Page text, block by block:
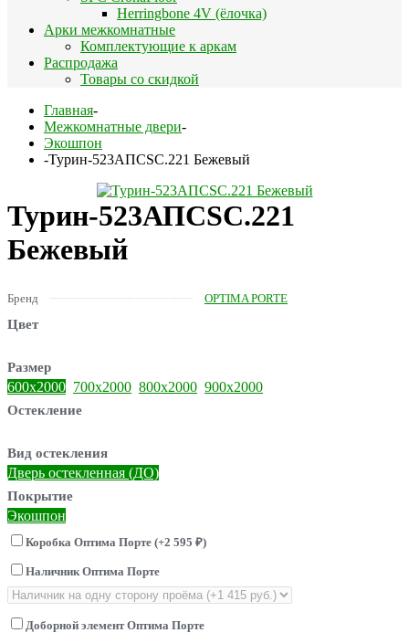
Herringbone 4V (ёлочка)
Арки межкомнатные
Комплектующие к аркам
Распродажа
Товары со скидкой
Главная-
Межкомнатные двери-
Экошпон
-Турин-523АПСSC.221 Бежевый
Турин-523АПСSC.221
Бежевый
Бренд OPTIMA PORTE
Цвет
Размер
600х2000 700х2000 800х2000 900х2000
Остекление
Вид остекления
Дверь остекленная (ДО)
Покрытие
Экошпон
Коробка Оптима Порте (+2 595 ₽)
Наличник Оптима Порте
Доборной элемент Оптима Порте